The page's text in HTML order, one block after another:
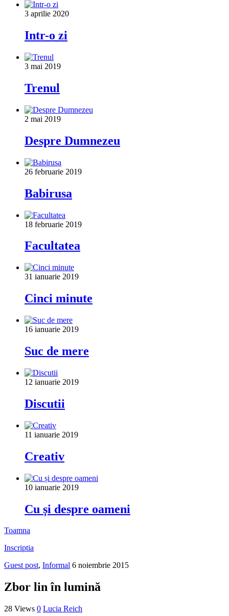
3 aprilie 2020
Intr-o zi
3 mai 2019
Trenul
2 mai 2019
Despre Dumnezeu
26 februarie 2019
Babirusa
18 februarie 2019
Facultatea
31 ianuarie 2019
Cinci minute
16 ianuarie 2019
Suc de mere
12 ianuarie 2019
Discutii
11 ianuarie 2019
Creativ
10 ianuarie 2019
Cu și despre oameni
Toamna
Inscriptia
Guest post, Informal 6 noiembrie 2015
Zbor lin în lumină
28 Views 0 Lucia Reich